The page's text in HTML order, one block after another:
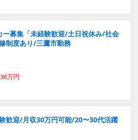
募集「未経験歓迎/土日祝休み/社会
制度あり/三鷹市勤務
万円
歓迎/月収30万円可能/20〜30代活躍